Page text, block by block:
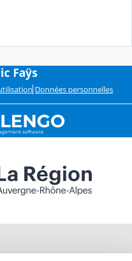
Faÿs
Données personnelles